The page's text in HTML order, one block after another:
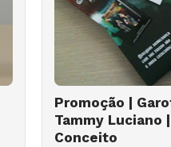
Promoção |
Tammy Luciano
Conceito